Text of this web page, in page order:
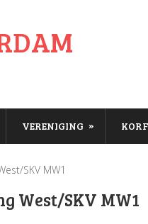
VERENIGING »
SKV MW1
West/SKV MW1